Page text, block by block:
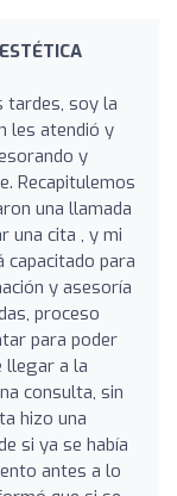
tardes, soy la
les atendió y
y
Recapitulemos
una llamada
una cita , y mi
capacitado para
y asesoría
proceso
para poder
llegar a la
consulta, sin
hizo una
si ya se había
antes a lo